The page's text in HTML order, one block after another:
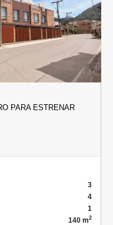
PARA ESTRENAR
3
4
1
140 m2